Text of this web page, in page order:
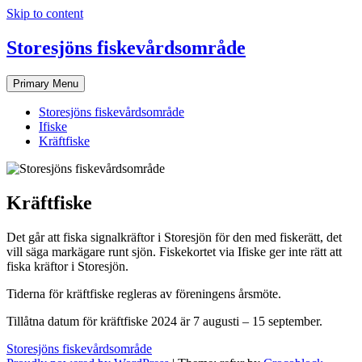
Skip to content
Storesjöns fiskevårdsområde
Primary Menu
Storesjöns fiskevårdsområde
Ifiske
Kräftfiske
Kräftfiske
Det går att fiska signalkräftor i Storesjön för den med fiskerätt, det
vill säga markägare runt sjön. Fiskekortet via Ifiske ger inte rätt att
fiska kräftor i Storesjön.
Tiderna för kräftfiske regleras av föreningens årsmöte.
Tillåtna datum för kräftfiske 2024 är 7 augusti – 15 september.
Storesjöns fiskevårdsområde